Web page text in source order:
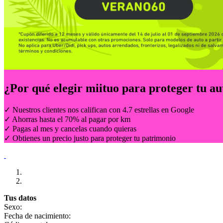
¿Por qué elegir miituo para proteger tu
✓ Nuestros clientes nos califican con 4.7 estrellas en Google
✓ Ahorras hasta el 70% al pagar por km
✓ Pagas al mes y cancelas cuando quieras
✓ Obtienes un precio justo para proteger tu patrimonio
Tus datos
Sexo:
Fecha de nacimiento: